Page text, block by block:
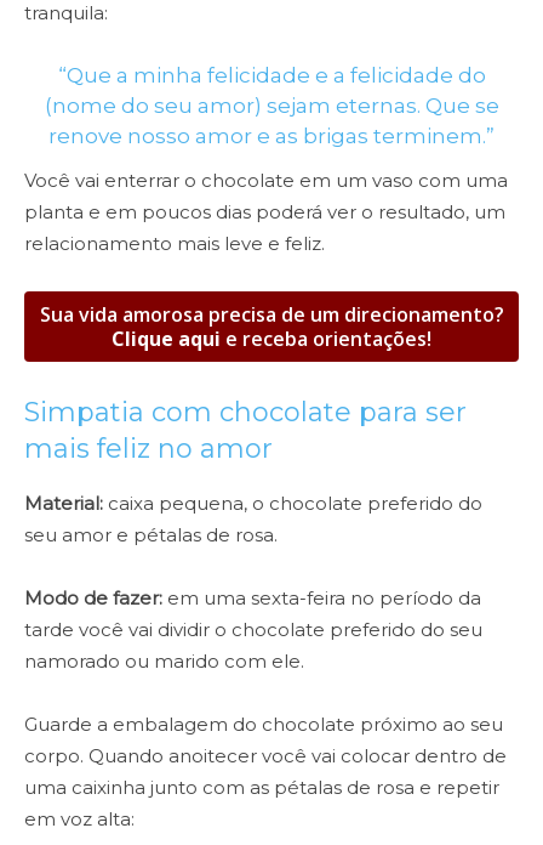
tranquila:
“Que a minha felicidade e a felicidade do
(nome do seu amor) sejam eternas. Que se
renove nosso amor e as brigas terminem.”
Você vai enterrar o chocolate em um vaso com uma
planta e em poucos dias poderá ver o resultado, um
relacionamento mais leve e feliz.
Sua vida amorosa precisa de um direcionamento?
Clique aqui e receba orientações!
Simpatia com chocolate para ser
mais feliz no amor
Material: caixa pequena, o chocolate preferido do
seu amor e pétalas de rosa.
Modo de fazer: em uma sexta-feira no período da
tarde você vai dividir o chocolate preferido do seu
namorado ou marido com ele.
Guarde a embalagem do chocolate próximo ao seu
corpo. Quando anoitecer você vai colocar dentro de
uma caixinha junto com as pétalas de rosa e repetir
em voz alta: